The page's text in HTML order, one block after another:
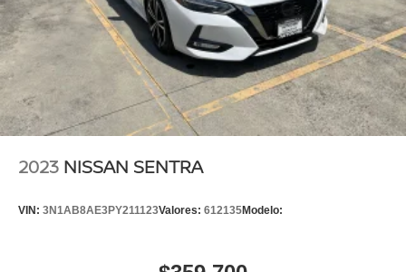
2023 NISSAN SENTRA
VIN: 3N1AB8AE3PY211123Valores: 612135Modelo: